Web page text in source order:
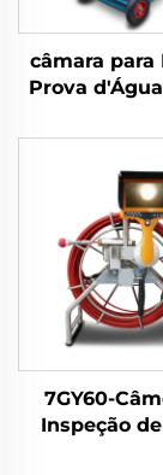
câmara para
Prova
7GY60-
Inspeção